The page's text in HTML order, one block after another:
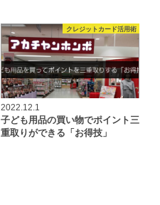
クレジットカード活用術
2022.12.1
子ども用品の買い物でポイント三
重取りができる「お得技」